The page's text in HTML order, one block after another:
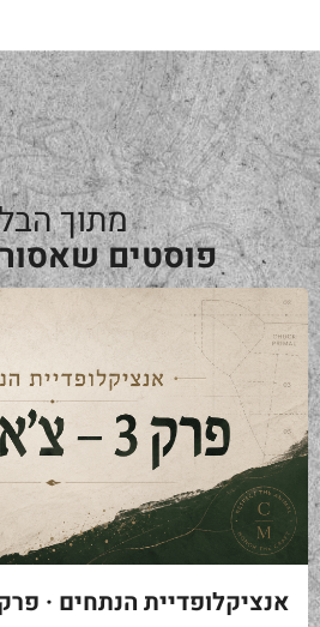
מתוך
פוסטים
אנציקלופדיית הנתחים · פרק 3 – צ'אק